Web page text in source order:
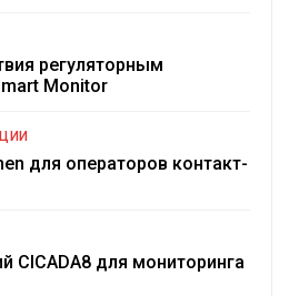
регуляторным
Monitor
для операторов контакт-
CICADA8 для мониторинга